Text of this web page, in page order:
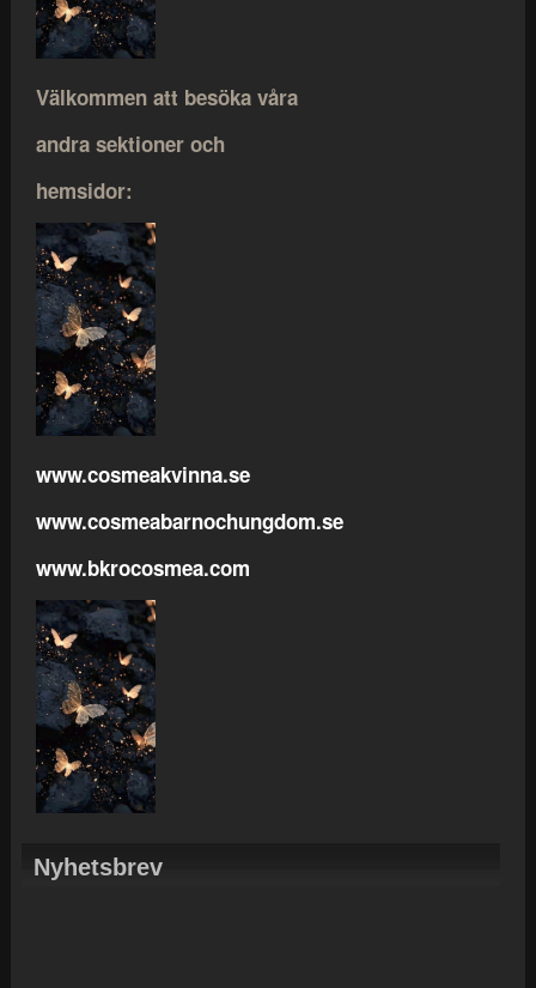
Välkommen att besöka våra
andra sektioner och
hemsidor:
www.cosmeakvinna.se
www.cosmeabarnochungdom.se
www.bkrocosmea.com
Nyhetsbrev